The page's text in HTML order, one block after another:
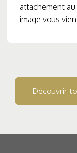
attachement au
image vous
Découvrir